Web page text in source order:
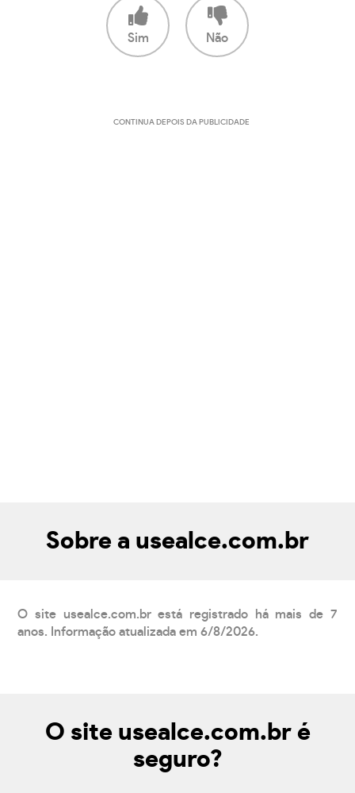
Sim Não
CONTINUA DEPOIS DA PUBLICIDADE
Sobre a usealce.com.br
O site usealce.com.br está registrado há mais de 7
anos. Informação atualizada em 6/8/2026.
O site usealce.com.br é
seguro?